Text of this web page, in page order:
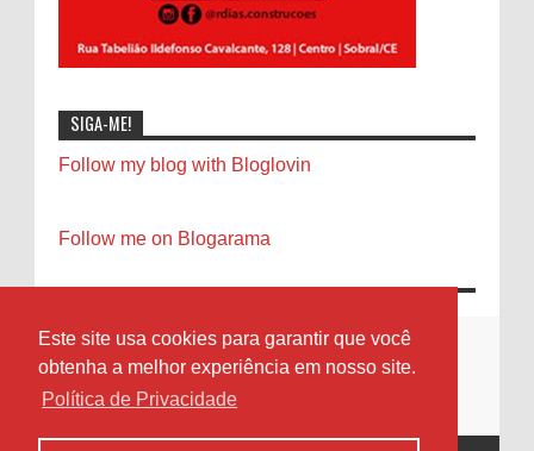
Este site usa cookies para garantir que você
obtenha a melhor experiência em nosso site.
Política de Privacidade
SIGA-ME!
Follow my blog with Bloglovin
Follow me on Blogarama